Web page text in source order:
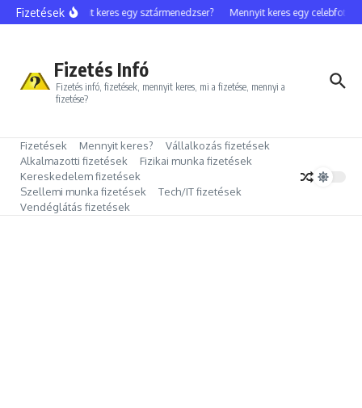
Ugrás a tartalomhoz
FizetésekMennyit keres egy sztármenedzser? Mennyit keres egy celebfotós?
Fizetés Infó
Fizetés infó, fizetések, mennyit keres, mi a fizetése, mennyi a
fizetése?
Fizetések Mennyit keres?
Vállalkozás fizetések
Alkalmazotti fizetések
Fizikai munka fizetések
Kereskedelem fizetések
Szellemi munka fizetések
Tech/IT fizetések
Vendéglátás fizetések